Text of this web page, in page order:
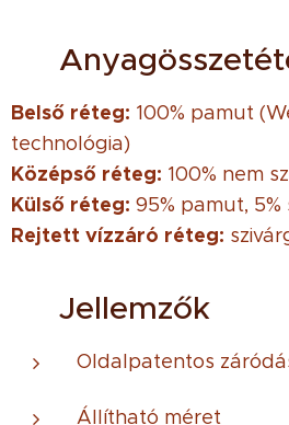
🧵
Belső réteg: 100% pamut
technológia)
Középső réteg: 100% nem
Külső réteg: 95% pamut,
Rejtett vízzáró réteg:
♻ Jellemzők
Oldalpatentos
Állítható méret